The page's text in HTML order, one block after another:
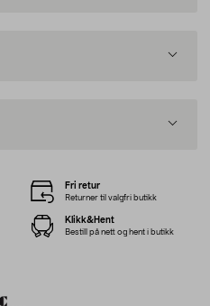
Fri retur
Returner til valgfri butikk
Klikk&Hent
Bestill på nett og hent i butikk